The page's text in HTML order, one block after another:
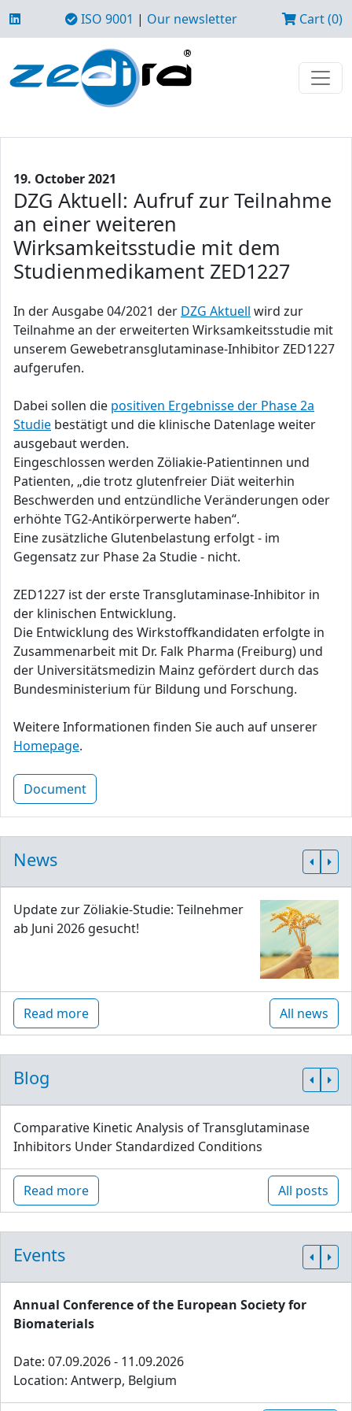
ISO 9001 | Our newsletter Cart (0)
19. October 2021
DZG Aktuell: Aufruf zur Teilnahme
an einer weiteren
Wirksamkeitsstudie mit dem
Studienmedikament ZED1227
In der Ausgabe 04/2021 der DZG Aktuell wird zur
Teilnahme an der erweiterten Wirksamkeitsstudie mit
unserem Gewebetransglutaminase-Inhibitor ZED1227
aufgerufen.
Dabei sollen die positiven Ergebnisse der Phase 2a
Studie bestätigt und die klinische Datenlage weiter
ausgebaut werden.
Eingeschlossen werden Zöliakie-Patientinnen und
Patienten, „die trotz glutenfreier Diät weiterhin
Beschwerden und entzündliche Veränderungen oder
erhöhte TG2-Antikörperwerte haben“.
Eine zusätzliche Glutenbelastung erfolgt - im
Gegensatz zur Phase 2a Studie - nicht.
ZED1227 ist der erste Transglutaminase-Inhibitor in
der klinischen Entwicklung.
Die Entwicklung des Wirkstoffkandidaten erfolgte in
Zusammenarbeit mit Dr. Falk Pharma (Freiburg) und
der Universitätsmedizin Mainz gefördert durch das
Bundesministerium für Bildung und Forschung.
Weitere Informationen finden Sie auch auf unserer
Homepage.
Document
News
Update zur Zöliakie-Studie: Teilnehmer
ab Juni 2026 gesucht!
Read more All news
Blog
Comparative Kinetic Analysis of Transglutaminase
Inhibitors Under Standardized Conditions
Read more All posts
Events
Annual Conference of the European Society for
Biomaterials
Date: 07.09.2026 - 11.09.2026
Location: Antwerp, Belgium